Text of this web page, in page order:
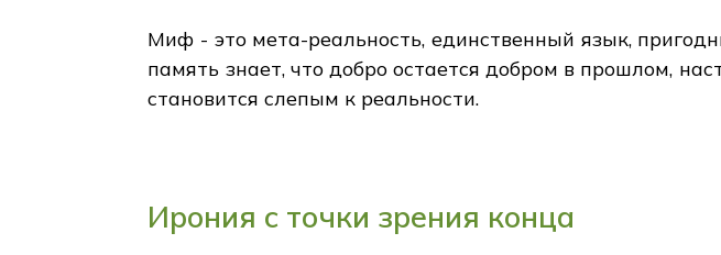
Миф - это мета-реальность, единственный язык,
память знает, что добро остается добром в прошлом,
становится слепым к реальности.
Ирония с точки зрения конца